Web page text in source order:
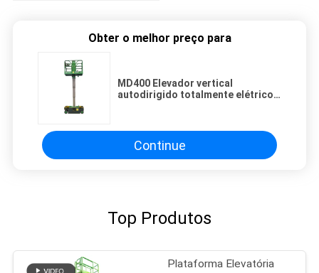
Obter o melhor preço para
MD400 Elevador vertical
autodirigido totalmente elétrico
Continue
Top Produtos
Plataforma Elevatória